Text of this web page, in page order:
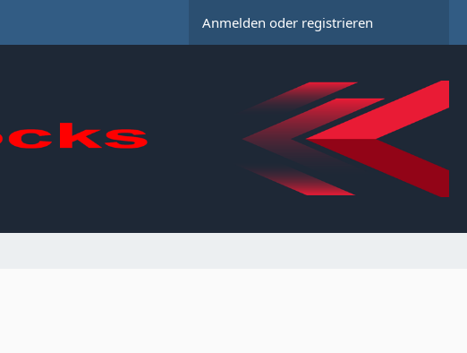
Anmelden oder registrieren